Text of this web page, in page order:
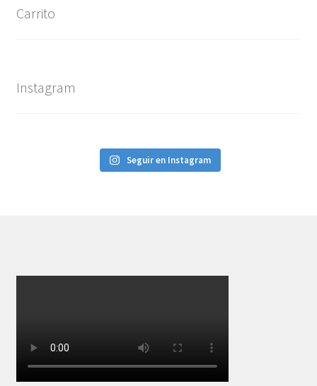
Carrito
Instagram
Seguir en Instagram